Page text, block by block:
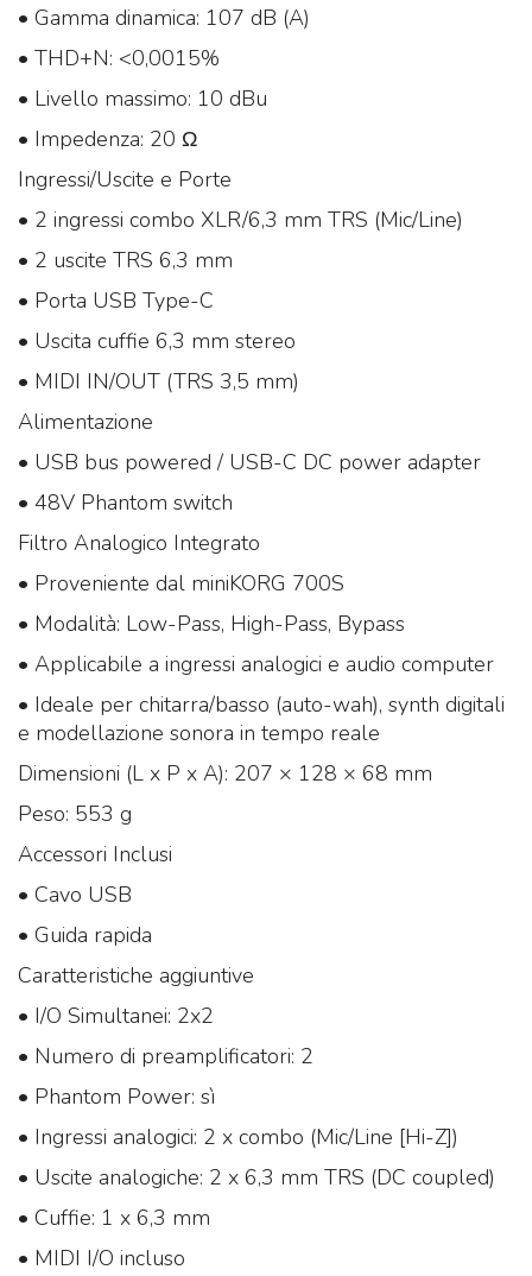
• Gamma dinamica: 107 dB (A)
• THD+N: <0,0015%
• Livello massimo: 10 dBu
• Impedenza: 20 Ω
Ingressi/Uscite e Porte
• 2 ingressi combo XLR/6,3 mm TRS (Mic/Line)
• 2 uscite TRS 6,3 mm
• Porta USB Type-C
• Uscita cuffie 6,3 mm stereo
• MIDI IN/OUT (TRS 3,5 mm)
Alimentazione
• USB bus powered / USB-C DC power adapter
• 48V Phantom switch
Filtro Analogico Integrato
• Proveniente dal miniKORG 700S
• Modalità: Low-Pass, High-Pass, Bypass
• Applicabile a ingressi analogici e audio computer
• Ideale per chitarra/basso (auto-wah), synth digitali
e modellazione sonora in tempo reale
Dimensioni (L x P x A): 207 × 128 × 68 mm
Peso: 553 g
Accessori Inclusi
• Cavo USB
• Guida rapida
Caratteristiche aggiuntive
• I/O Simultanei: 2x2
• Numero di preamplificatori: 2
• Phantom Power: sì
• Ingressi analogici: 2 x combo (Mic/Line [Hi-Z])
• Uscite analogiche: 2 x 6,3 mm TRS (DC coupled)
• Cuffie: 1 x 6,3 mm
• MIDI I/O incluso